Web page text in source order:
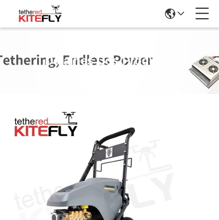
Detalhes Dos Produtos